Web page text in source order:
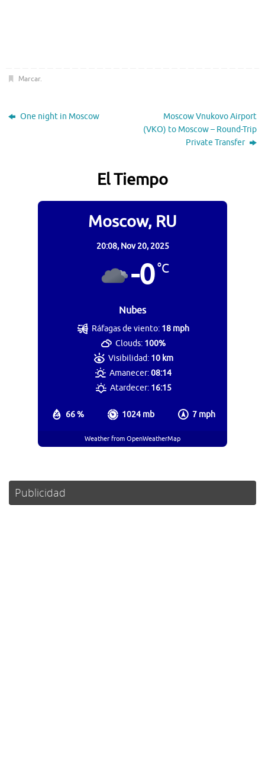
Marcar.
One night in Moscow
Moscow Vnukovo Airport
(VKO) to Moscow – Round-Trip
Private Transfer
El Tiempo
Moscow, RU
20:08, Nov 20, 2025
-0°C
Nubes
66 % 1024 mb 7 mph
Ráfagas de viento: 18 mph
Clouds: 100%
Visibilidad: 10 km
Amanecer:08:14
Atardecer: 16:15
Weather from OpenWeatherMap
Publicidad